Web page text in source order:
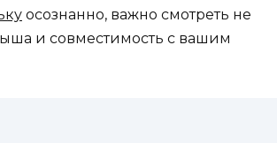
осознанно, важно смотреть не
и совместимость с вашим